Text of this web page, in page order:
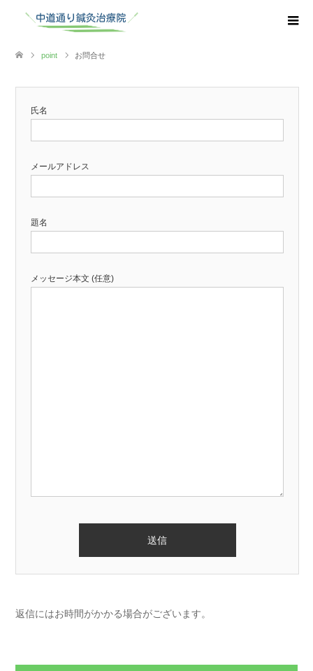
point お問合せ
氏名
メールアドレス
題名
メッセージ本文 (任意)
返信にはお時間がかかる場合がございます。